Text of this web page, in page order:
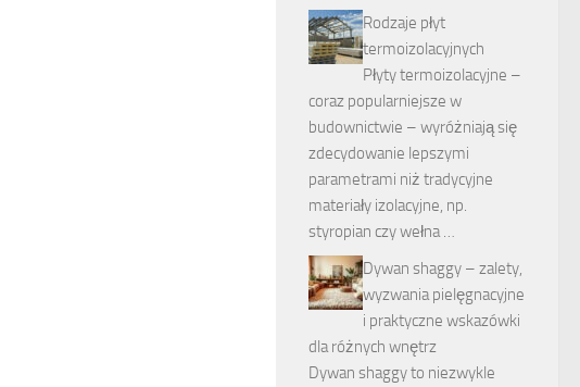
Rodzaje płyt
termoizolacyjnych
Płyty termoizolacyjne –
coraz popularniejsze w
budownictwie – wyróżniają się
zdecydowanie lepszymi
parametrami niż tradycyjne
materiały izolacyjne, np.
styropian czy wełna …
Dywan shaggy – zalety,
wyzwania pielęgnacyjne
i praktyczne wskazówki
dla różnych wnętrz
Dywan shaggy to niezwykle